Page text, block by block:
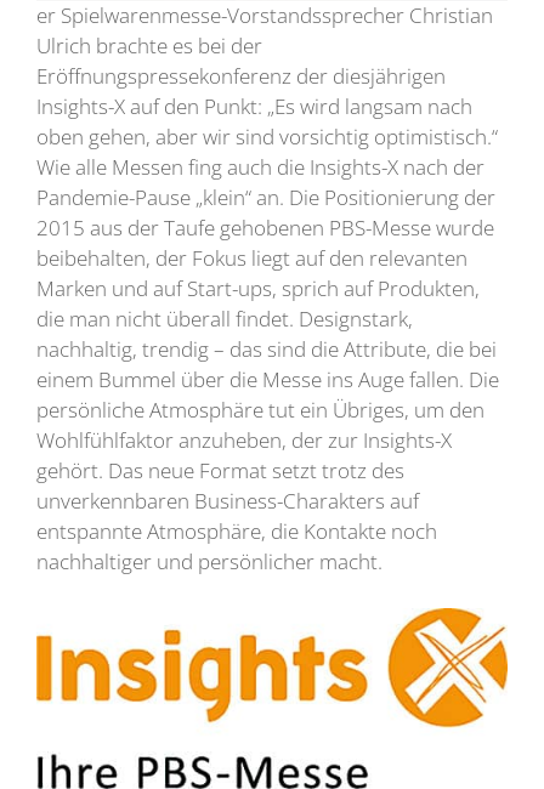
er Spielwarenmesse-Vorstandssprecher Christian
Ulrich brachte es bei der
Eröffnungspressekonferenz der diesjährigen
Insights-X auf den Punkt: „Es wird langsam nach
oben gehen, aber wir sind vorsichtig optimistisch.“
Wie alle Messen fing auch die Insights-X nach der
Pandemie-Pause „klein“ an. Die Positionierung der
2015 aus der Taufe gehobenen PBS-Messe wurde
beibehalten, der Fokus liegt auf den relevanten
Marken und auf Start-ups, sprich auf Produkten,
die man nicht überall findet. Designstark,
nachhaltig, trendig – das sind die Attribute, die bei
einem Bummel über die Messe ins Auge fallen. Die
persönliche Atmosphäre tut ein Übriges, um den
Wohlfühlfaktor anzuheben, der zur Insights-X
gehört. Das neue Format setzt trotz des
unverkennbaren Business-Charakters auf
entspannte Atmosphäre, die Kontakte noch
nachhaltiger und persönlicher macht.